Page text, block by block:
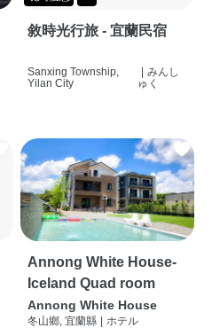
敘時光行旅 - 宜蘭民宿
Sanxing Township,
Yilan City
| みんし
ゅく
Annong White House-
Iceland Quad room
Annong White House
冬山鄉, 宜蘭縣 | ホテル